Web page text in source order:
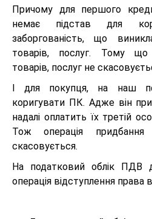
Причому для першого
немає підстав для
заборгованість, що
товарів, послуг. Тому що
товарів, послуг не
І для покупця, на наш
коригувати ПК. Адже він
надалі оплатить їх третій
Тож операція
скасовується.
На податковий облік ПДВ
операція відступлення права